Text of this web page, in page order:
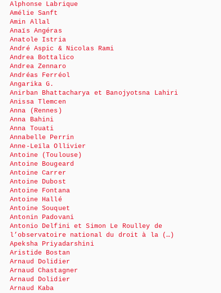
Alphonse Labrique
Amélie Sanft
Amin Allal
Anaïs Angéras
Anatole Istria
André Aspic & Nicolas Rami
Andrea Bottalico
Andrea Zennaro
Andréas Ferréol
Angarika G.
Anirban Bhattacharya et Banojyotsna Lahiri
Anissa Tlemcen
Anna (Rennes)
Anna Bahini
Anna Touati
Annabelle Perrin
Anne-Leïla Ollivier
Antoine (Toulouse)
Antoine Bougeard
Antoine Carrer
Antoine Dubost
Antoine Fontana
Antoine Hallé
Antoine Souquet
Antonin Padovani
Antonio Delfini et Simon Le Roulley de
l’observatoire national du droit à la (…)
Apeksha Priyadarshini
Aristide Bostan
Arnaud Dolidier
Arnaud Chastagner
Arnaud Dolidier
Arnaud Kaba